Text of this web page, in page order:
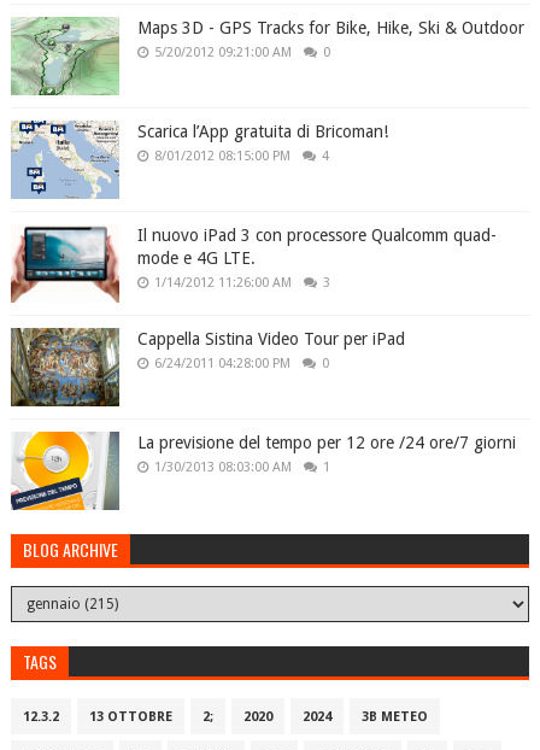
Maps 3D - GPS Tracks for Bike, Hike, Ski & Outdoor
5/20/2012 09:21:00 AM 0
Scarica l’App gratuita di Bricoman!
8/01/2012 08:15:00 PM 4
Il nuovo iPad 3 con processore Qualcomm quad-
mode e 4G LTE.
1/14/2012 11:26:00 AM 3
Cappella Sistina Video Tour per iPad
6/24/2011 04:28:00 PM 0
La previsione del tempo per 12 ore /24 ore/7 giorni
1/30/2013 08:03:00 AM 1
BLOG ARCHIVE
TAGS
12.3.2 13 OTTOBRE 2; 2020 2024 3B METEO